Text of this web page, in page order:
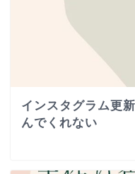
インスタグラム更
んでくれない